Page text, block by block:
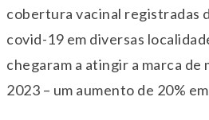
cobertura vacinal registradas
covid-19 em diversas
chegaram a atingir a marca de
2023 – um aumento de 20%